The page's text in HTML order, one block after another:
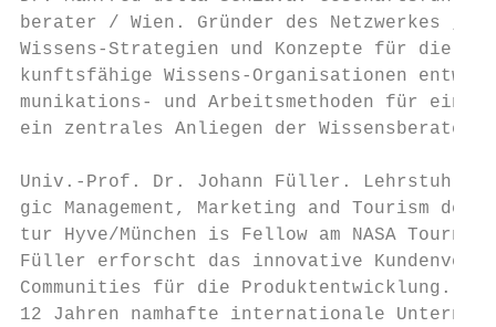
berater / Wien. Gründer des Netzwerkes
Wissens-Strategien und Konzepte für die
kunftsfähige Wissens-Organisationen
munikations- und Arbeitsmethoden für ein
ein zentrales Anliegen der Wissensberater.
Univ.-Prof. Dr. Johann Füller. Lehrstuhl
gic Management, Marketing and Tourism
tur Hyve/München is Fellow am NASA
Füller erforscht das innovative
Communities für die Produktentwicklung.
12 Jahren namhafte internationale